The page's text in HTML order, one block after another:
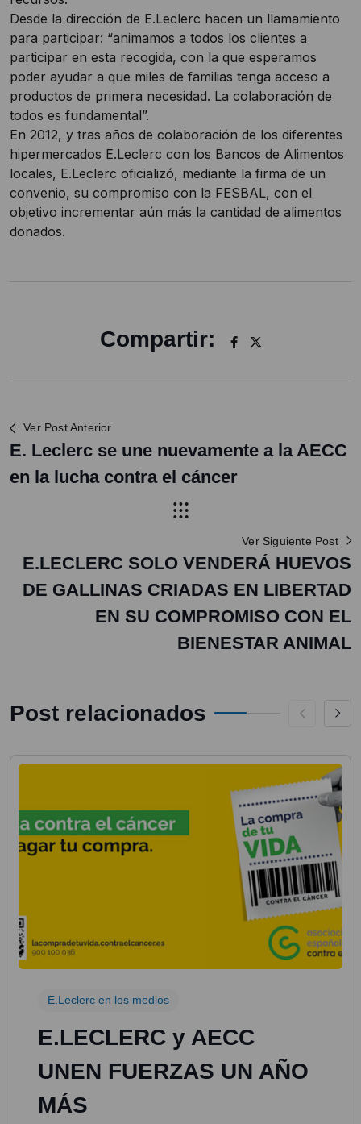
Desde la dirección de E.Leclerc hacen un llamamiento
para participar: “animamos a todos los clientes a
participar en esta recogida, con la que esperamos
poder ayudar a que miles de familias tenga acceso a
productos de primera necesidad. La colaboración de
todos es fundamental”.
En 2012, y tras años de colaboración de los diferentes
hipermercados E.Leclerc con los Bancos de Alimentos
locales, E.Leclerc oficializó, mediante la firma de un
convenio, su compromiso con la FESBAL, con el
objetivo incrementar aún más la cantidad de alimentos
donados.
Compartir:
Ver Post Anterior
E. Leclerc se une nuevamente a la AECC
en la lucha contra el cáncer
Ver Siguiente Post
E.LECLERC SOLO VENDERÁ HUEVOS
DE GALLINAS CRIADAS EN LIBERTAD
EN SU COMPROMISO CON EL
BIENESTAR ANIMAL
Post relacionados
E.Leclerc en los medios
E.LECLERC y AECC
UNEN FUERZAS UN AÑO
MÁS